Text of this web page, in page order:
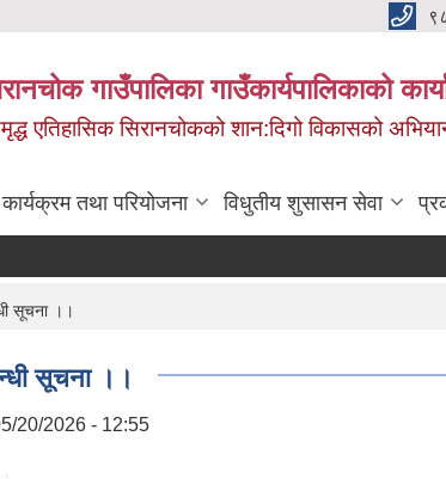
गाउँपालिका गाउँकार्यपालिकाको
एतिहासिक सिरानचोकको शान:दिगो विकासको
कार्यक्रम तथा परियोजना विधुतीय शुसासन सेवा
सूचना ।।
सूचना ।।
20/2026 - 12:55